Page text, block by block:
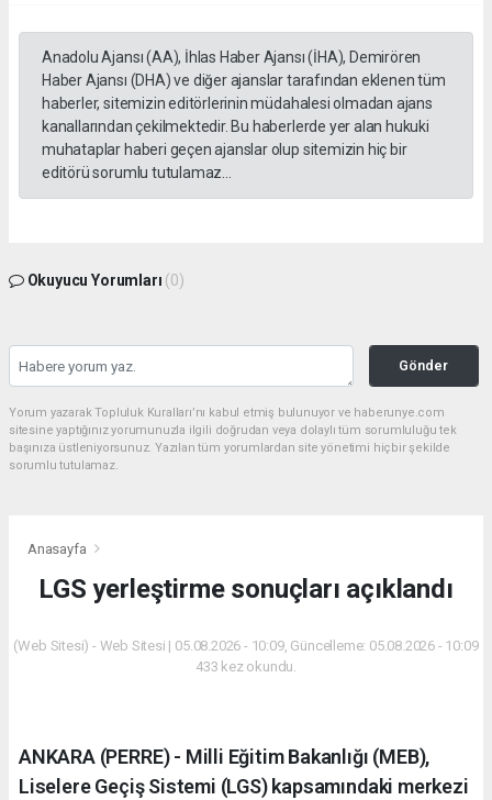
Anadolu Ajansı (AA), İhlas Haber Ajansı (İHA), Demirören
Haber Ajansı (DHA) ve diğer ajanslar tarafından eklenen tüm
haberler, sitemizin editörlerinin müdahalesi olmadan ajans
kanallarından çekilmektedir. Bu haberlerde yer alan hukuki
muhataplar haberi geçen ajanslar olup sitemizin hiç bir
editörü sorumlu tutulamaz...
Okuyucu Yorumları (0)
Gönder
Yorum yazarak Topluluk Kuralları’nı kabul etmiş bulunuyor ve haberunye.com
sitesine yaptığınız yorumunuzla ilgili doğrudan veya dolaylı tüm sorumluluğu tek
başınıza üstleniyorsunuz. Yazılan tüm yorumlardan site yönetimi hiçbir şekilde
sorumlu tutulamaz.
Anasayfa
LGS yerleştirme sonuçları açıklandı
(Web Sitesi) - Web Sitesi | 05.08.2026 - 10:09, Güncelleme: 05.08.2026 - 10:09
433 kez okundu.
ANKARA (PERRE) - Milli Eğitim Bakanlığı (MEB),
Liselere Geçiş Sistemi (LGS) kapsamındaki merkezi